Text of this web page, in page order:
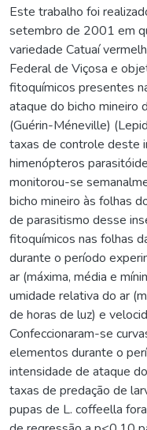
Este trabalho foi
setembro de 2001 em
variedade Catuaí
Federal de Viçosa e
fitoquímicos presentes
ataque do bicho mineiro
(Guérin-Méneville)
taxas de controle deste
himenópteros
monitorou-se
bicho mineiro às folhas
de parasitismo desse
fitoquímicos nas folhas
durante o período
ar (máxima, média e
umidade relativa do ar
de horas de luz) e
Confeccionaram-se
elementos durante o
intensidade de ataque
taxas de predação de
pupas de L. coffeella